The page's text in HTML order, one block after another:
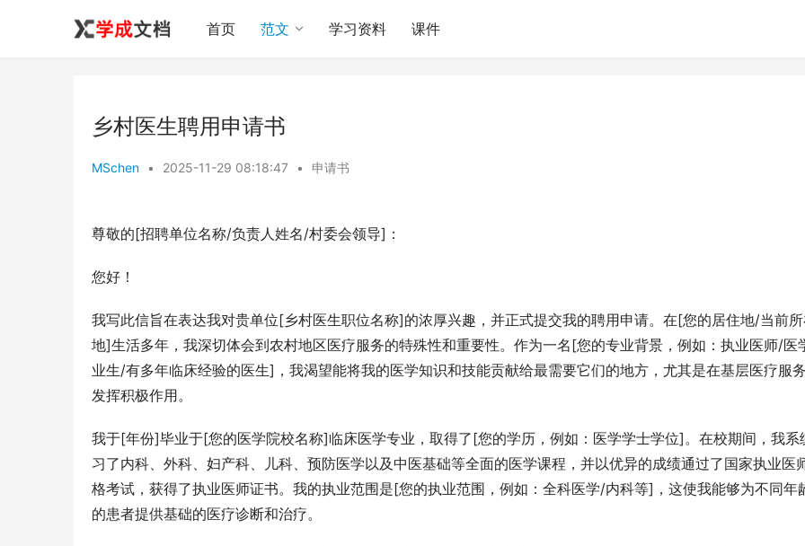
首页 范文 学习资料 课件
乡村医生聘用申请书
MSchen • 2025-11-29 08:18:47 • 申请书
尊敬的[招聘单位名称/负责人姓名/村委会领导]：
您好！
我写此信旨在表达我对贵单位[乡村医生职位名称]的浓厚兴趣，并正式提交我的聘用申请。在[您的居住地/当前
地]生活多年，我深切体会到农村地区医疗服务的特殊性和重要性。作为一名[您的专业背景，例如：执业医师/医
业生/有多年临床经验的医生]，我渴望能将我的医学知识和技能贡献给最需要它们的地方，尤其是在基层医疗服
发挥积极作用。
我于[年份]毕业于[您的医学院校名称]临床医学专业，取得了[您的学历，例如：医学学士学位]。在校期间，我系
习了内科、外科、妇产科、儿科、预防医学以及中医基础等全面的医学课程，并以优异的成绩通过了国家执业医
格考试，获得了执业医师证书。我的执业范围是[您的执业范围，例如：全科医学/内科等]，这使我能够为不同年
的患者提供基础的医疗诊断和治疗。